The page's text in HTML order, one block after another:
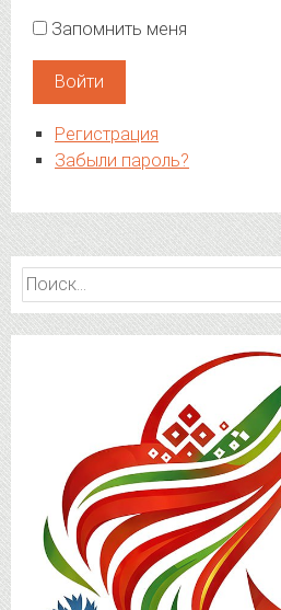
Запомнить меня
Войти
Регистрация
Забыли пароль?
Найти: